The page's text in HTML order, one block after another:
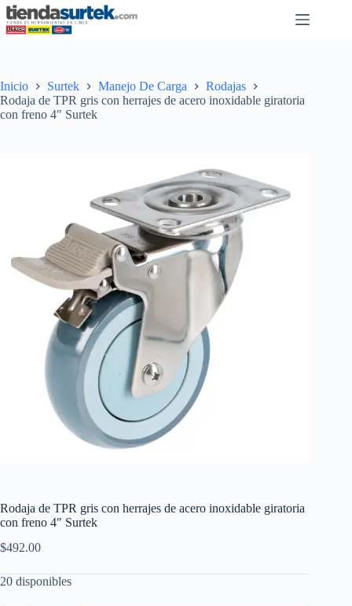
Saltar
al
contenido
Inicio Surtek Manejo De Carga
Rodajas
Rodaja de TPR gris con herrajes de acero inoxidable giratoria
con freno 4″ Surtek
Rodaja de TPR gris con herrajes de acero inoxidable giratoria
con freno 4″ Surtek
$492.00
20 disponibles